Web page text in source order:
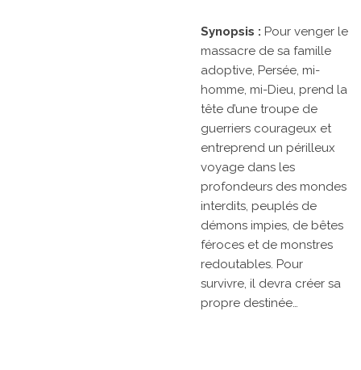
Synopsis : Pour venger le
massacre de sa famille
adoptive, Persée, mi-
homme, mi-Dieu, prend la
tête d’une troupe de
guerriers courageux et
entreprend un périlleux
voyage dans les
profondeurs des mondes
interdits, peuplés de
démons impies, de bêtes
féroces et de monstres
redoutables. Pour
survivre, il devra créer sa
propre destinée…